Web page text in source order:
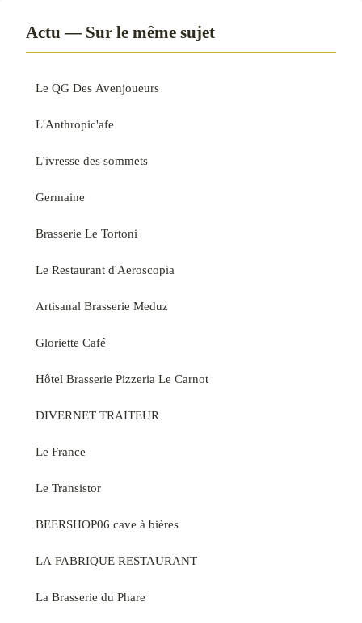
Actu — Sur le même sujet
Le QG Des Avenjoueurs
L'Anthropic'afe
L'ivresse des sommets
Germaine
Brasserie Le Tortoni
Le Restaurant d'Aeroscopia
Artisanal Brasserie Meduz
Gloriette Café
Hôtel Brasserie Pizzeria Le Carnot
DIVERNET TRAITEUR
Le France
Le Transistor
BEERSHOP06 cave à bières
LA FABRIQUE RESTAURANT
La Brasserie du Phare